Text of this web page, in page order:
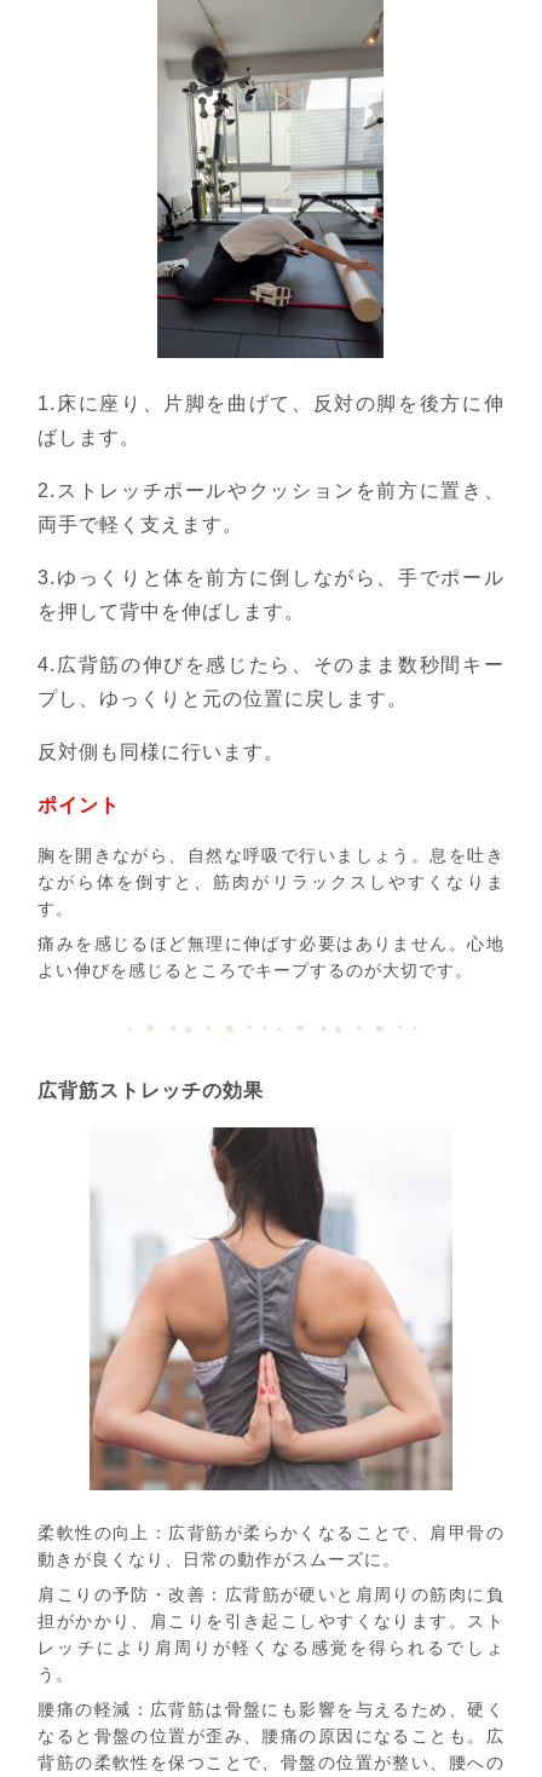
1.床に座り、片脚を曲げて、反対の脚を後方に伸
ばします。
2.ストレッチポールやクッションを前方に置き、
両手で軽く支えます。
3.ゆっくりと体を前方に倒しながら、手でポール
を押して背中を伸ばします。
4.広背筋の伸びを感じたら、そのまま数秒間キー
プし、ゆっくりと元の位置に戻します。
反対側も同様に行います。
ポイント
胸を開きながら、自然な呼吸で行いましょう。息を吐き
ながら体を倒すと、筋肉がリラックスしやすくなりま
す。
痛みを感じるほど無理に伸ばす必要はありません。心地
よい伸びを感じるところでキープするのが大切です。
広背筋ストレッチの効果
柔軟性の向上
：広背筋が柔らかくなることで、肩甲骨の
動きが良くなり、日常の動作がスムーズに。
肩こりの予防・改善 ：広背筋が硬いと肩周りの筋肉に負
担がかかり、肩こりを引き起こしやすくなります。スト
レッチにより肩周りが軽くなる感覚を得られるでしょ
う。
腰痛の軽減 ：広背筋は骨盤にも影響を与えるため、硬く
なると骨盤の位置が歪み、腰痛の原因になることも。広
背筋の柔軟性を保つことで、骨盤の位置が整い、腰への